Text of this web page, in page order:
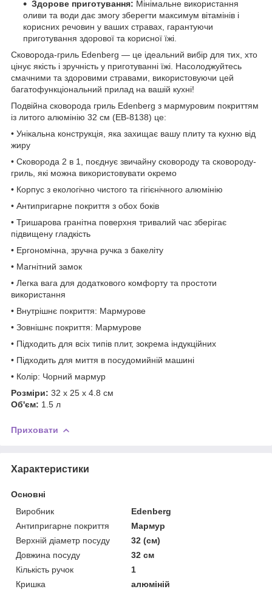
Здорове приготування: Мінімальне використання
оливи та води дає змогу зберегти максимум вітамінів і
корисних речовин у ваших стравах, гарантуючи
приготування здорової та корисної їжі.
Сковорода-гриль Edenberg — це ідеальний вибір для тих, хто
цінує якість і зручність у приготуванні їжі. Насолоджуйтесь
смачними та здоровими стравами, використовуючи цей
багатофункціональний прилад на вашій кухні!
Подвійна сковорода гриль Edenberg з мармуровим покриттям
із литого алюмінію 32 см (EB-8138) це:
• Унікальна конструкція, яка захищає вашу плиту та кухню від
жиру
• Сковорода 2 в 1, поєднує звичайну сковороду та сковороду-
гриль, які можна використовувати окремо
• Корпус з екологічно чистого та гігієнічного алюмінію
• Антипригарне покриття з обох боків
• Тришарова гранітна поверхня тривалий час зберігає
підвищену гладкість
• Ергономічна, зручна ручка з бакеліту
• Магнітний замок
• Легка вага для додаткового комфорту та простоти
використання
• Внутрішнє покриття: Мармурове
• Зовнішнє покриття: Мармурове
• Підходить для всіх типів плит, зокрема індукційних
• Підходить для миття в посудомийній машині
• Колір: Чорний мармур
Розміри: 32 х 25 х 4.8 см
Об'єм: 1.5 л
Приховати
Характеристики
Основні
Виробник
Edenberg
Антипригарне покриття
Мармур
Верхній діаметр посуду
32 (см)
Довжина посуду
32 см
Кількість ручок
1
Кришка
алюміній